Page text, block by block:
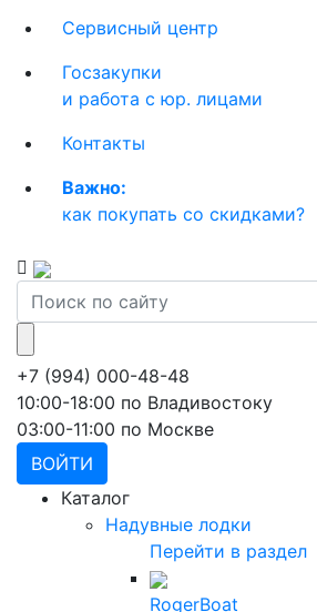
Сервисный центр
Госзакупки
и работа с юр. лицами
Контакты
Важно:
как покупать со скидками?
+7 (994) 000-48-48
10:00-18:00 по Владивостоку
03:00-11:00 по Москве
ВОЙТИ
Каталог
Надувные лодки
Перейти в раздел
RogerBoat